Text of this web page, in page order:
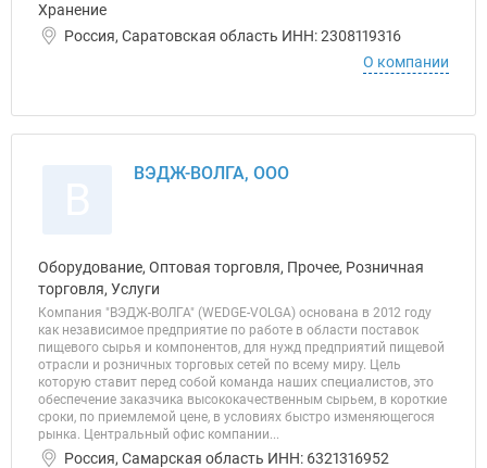
Хранение
Россия, Саратовская область ИНН: 2308119316
О компании
ВЭДЖ-ВОЛГА, ООО
Оборудование, Оптовая торговля, Прочее, Розничная
торговля, Услуги
Компания "ВЭДЖ-ВОЛГА" (WEDGE-VOLGA) основана в 2012 году
как независимое предприятие по работе в области поставок
пищевого сырья и компонентов, для нужд предприятий пищевой
отрасли и розничных торговых сетей по всему миру. Цель
которую ставит перед собой команда наших специалистов, это
обеспечение заказчика высококачественным сырьем, в короткие
сроки, по приемлемой цене, в условиях быстро изменяющегося
рынка. Центральный офис компании...
Россия, Самарская область ИНН: 6321316952